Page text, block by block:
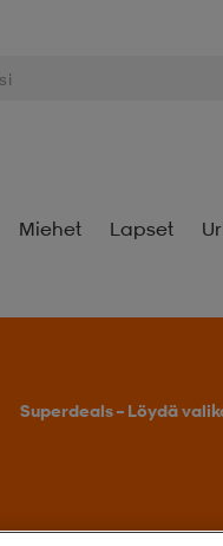
Miehet Lapset
Superdeals – Löydä